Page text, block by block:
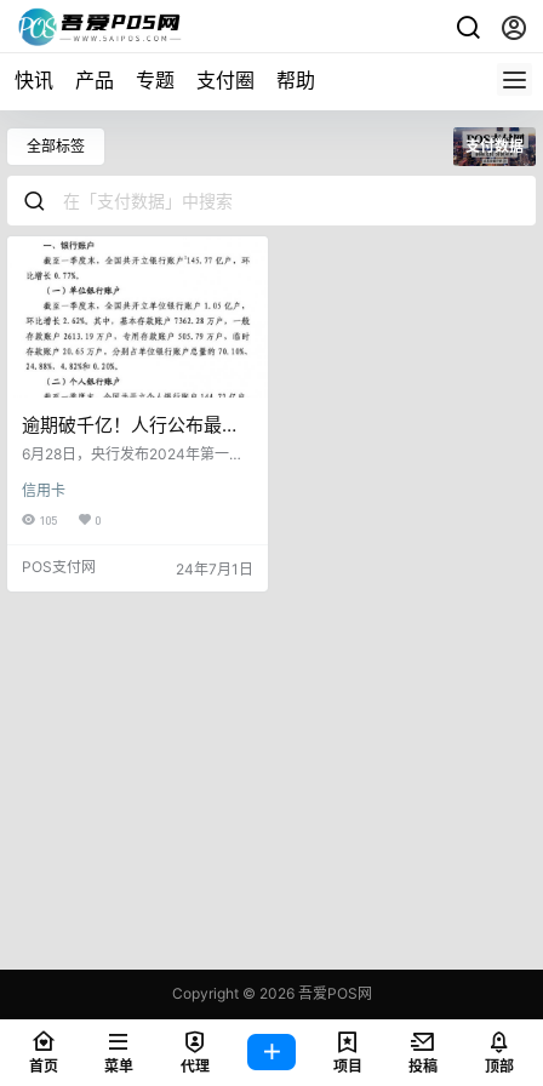
快讯 产品 专题 支付圈 帮助
全部标签 支付数据
逾期破千亿！人行公布最新
信用卡、支付数据
6月28日，央行发布2024年第一季
支付增长继续成为最大亮点。 截至2
024年一季度末: 全国共开立银行卡
47%;信用卡和借贷合一卡7.6亿张，
环比下降0.85%。人均持有银行卡6.
信用卡
105 0
POS支付网 24年7月1日
Copyright © 2026吾爱POS网
鄂ICP备2021006283号-1
查询 81 次，耗时 0.3858 秒
首页 菜单 代理 项目 投稿 顶部